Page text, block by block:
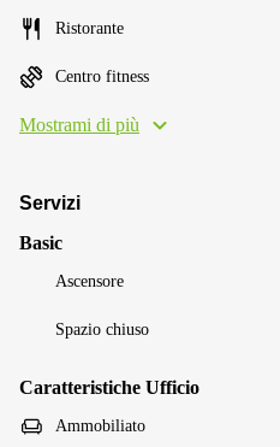
Ristorante
Centro fitness
Mostrami di più
Servizi
Basic
Ascensore
Spazio chiuso
Caratteristiche Ufficio
Ammobiliato